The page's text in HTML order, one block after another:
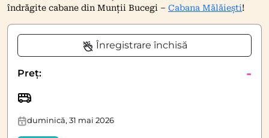
îndrăgite cabane din Munții Bucegi – Cabana Mălăiești!
Înregistrare închisă
Preț: -
duminică, 31 mai 2026